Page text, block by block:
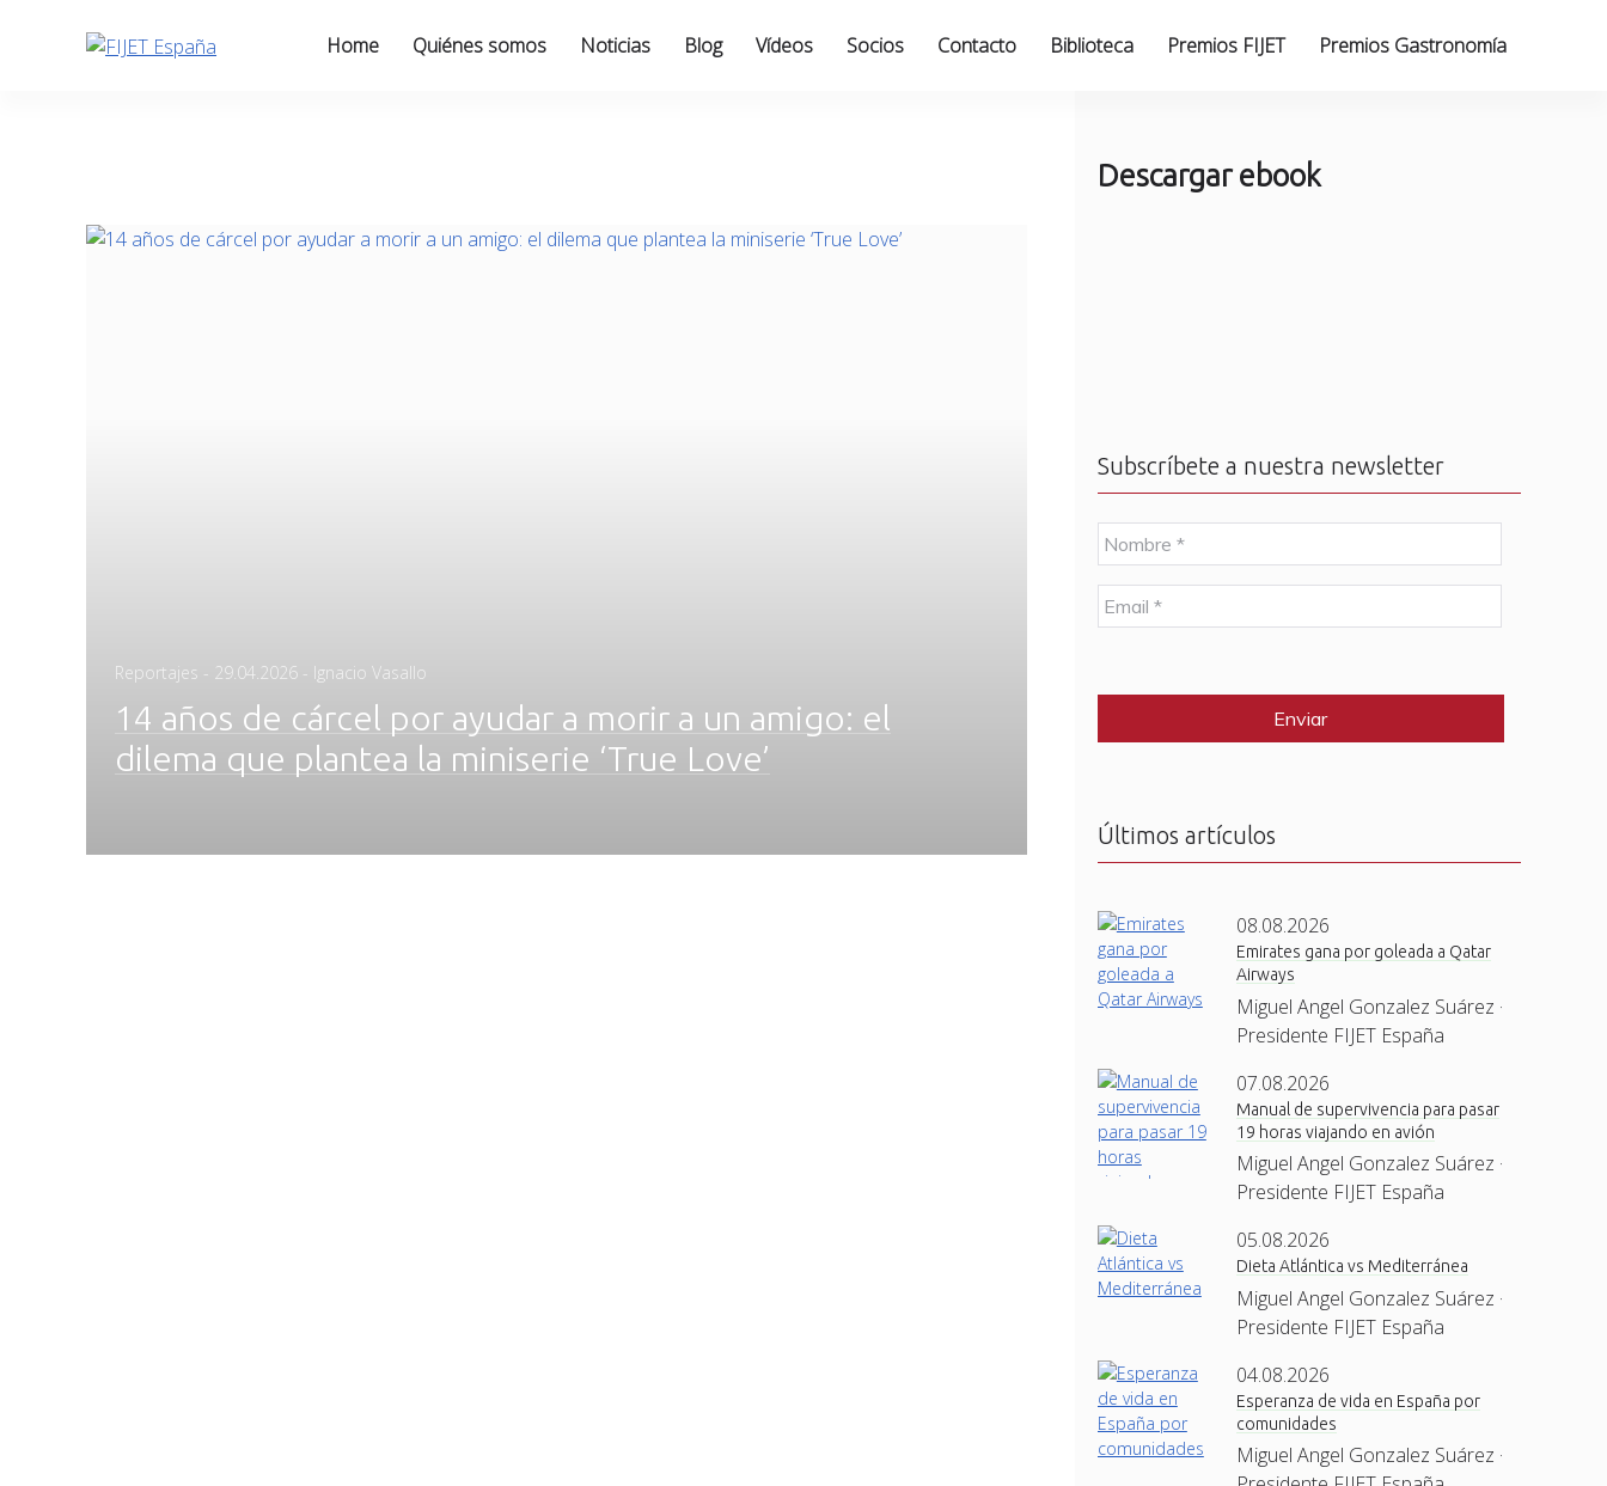
Home Quiénes somos Noticias Blog Vídeos Socios Contacto Biblioteca Premios FIJET Premios Gastronomía
Reportajes - Posted
29.04.2026 - Ignacio Vasallo
14 años de cárcel por ayudar a morir a un amigo: el
dilema que plantea la miniserie ‘True Love’
Descargar ebook
Subscríbete a nuestra newsletter
N
o
m
b
r
E
m
l
Últimos artículos
08.08.2026
Emirates gana por goleada a Qatar
Airways
Miguel Angel Gonzalez Suárez ·
Presidente FIJET España
07.08.2026
Manual de supervivencia para pasar
19 horas viajando en avión
Miguel Angel Gonzalez Suárez ·
Presidente FIJET España
05.08.2026
Dieta Atlántica vs Mediterránea
Miguel Angel Gonzalez Suárez ·
Presidente FIJET España
04.08.2026
Esperanza de vida en España por
comunidades
Miguel Angel Gonzalez Suárez ·